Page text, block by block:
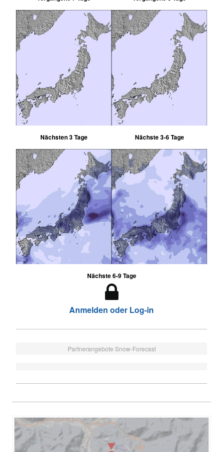
Nächsten 3 Tage Nächste 3-6 Tage
Nächste 6-9 Tage
Anmelden oder Log-in
Partnerangebote Snow-Forecast